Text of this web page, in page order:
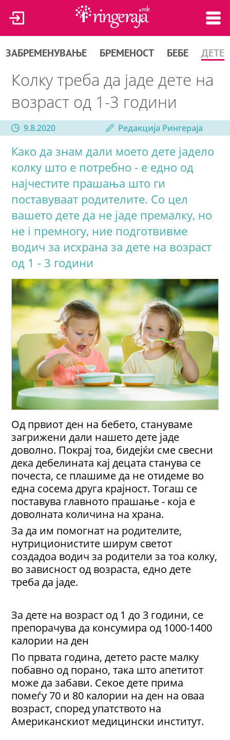
ЗАБРЕМЕНУВАЊЕ БРЕМЕНОСТ БЕБЕ ДЕТЕ
Колку треба да јаде дете на
возраст од 1-3 години
9.8.2020 Редакција Рингераја
Како да знам дали моето дете јадело
колку што е потребно - е едно од
најчестите прашања што ги
поставуваат родителите. Со цел
вашето дете да не јаде премалку, но
не i премногу, ние подготвивме
водич за исхрана за дете на возраст
од 1 - 3 години
Од првиот ден на бебето, стануваме
загрижени дали нашето дете јаде
доволно. Покрај тоа, бидејќи сме свесни
дека дебелината кај децата станува се
почеста, се плашиме да не отидеме во
една сосема друга крајност. Тогаш се
поставува главното прашање - која е
доволната количина на храна.
За да им помогнат на родителите,
нутриционистите ширум светот
создадоа водич за родители за тоа колку,
во зависност од возраста, едно дете
треба да јаде.
За дете на возраст од 1 до 3 години, се
препорачува да консумира од 1000-1400
калории на ден
По првата година, детето расте малку
побавно од порано, така што апетитот
може да забави. Секое дете прима
помеѓу 70 и 80 калории на ден на оваа
возраст, според упатството на
Американскиот медицински институт.